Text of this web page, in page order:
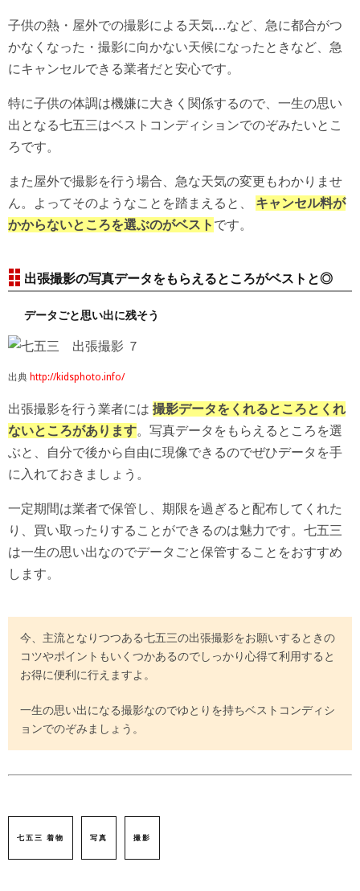
子供の熱・屋外での撮影による天気…など、急に都合がつ
かなくなった・撮影に向かない天候になったときなど、急
にキャンセルできる業者だと安心です。
特に子供の体調は機嫌に大きく関係するので、一生の思い
出となる七五三はベストコンディションでのぞみたいとこ
ろです。
また屋外で撮影を行う場合、急な天気の変更もわかりませ
ん。よってそのようなことを踏まえると、 キャンセル料が
かからないところを選ぶのがベスト です。
出張撮影の写真データをもらえるところがベストと◎
データごと思い出に残そう
出典 http://kidsphoto.info/
出張撮影を行う業者には 撮影データをくれるところとくれ
ないところがあります。写真データをもらえるところを選
ぶと、自分で後から自由に現像できるのでぜひデータを手
に入れておきましょう。
一定期間は業者で保管し、期限を過ぎると配布してくれた
り、買い取ったりすることができるのは魅力です。七五三
は一生の思い出なのでデータごと保管することをおすすめ
します。
今、主流となりつつある七五三の出張撮影をお願いするときの
コツやポイントもいくつかあるのでしっかり心得て利用すると
お得に便利に行えますよ。
一生の思い出になる撮影なのでゆとりを持ちベストコンディシ
ョンでのぞみましょう。
七五三 着物 写真 撮影